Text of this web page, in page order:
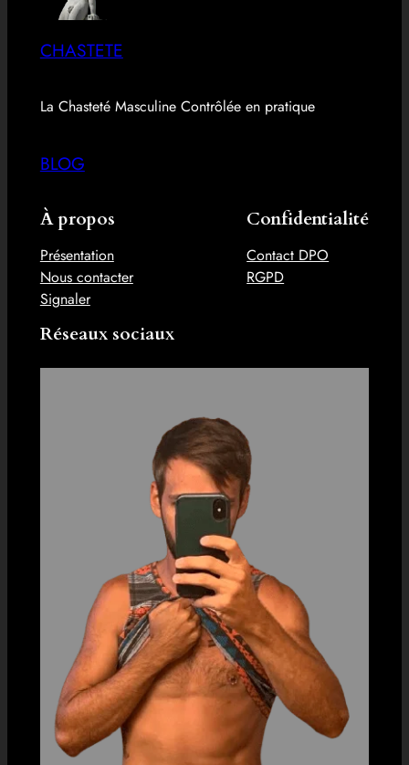
CHASTETE
La Chasteté Masculine Contrôlée en pratique
BLOG
À propos
Présentation
Nous contacter
Signaler
Confidentialité
Contact DPO
RGPD
Réseaux sociaux